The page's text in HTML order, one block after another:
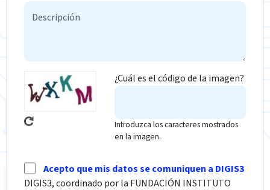
¿Cuál es el código de la imagen?
Introduzca los caracteres mostrados
en la imagen.
Acepto que mis datos se comuniquen a DIGIS3
DIGIS3, coordinado por la FUNDACIÓN INSTITUTO